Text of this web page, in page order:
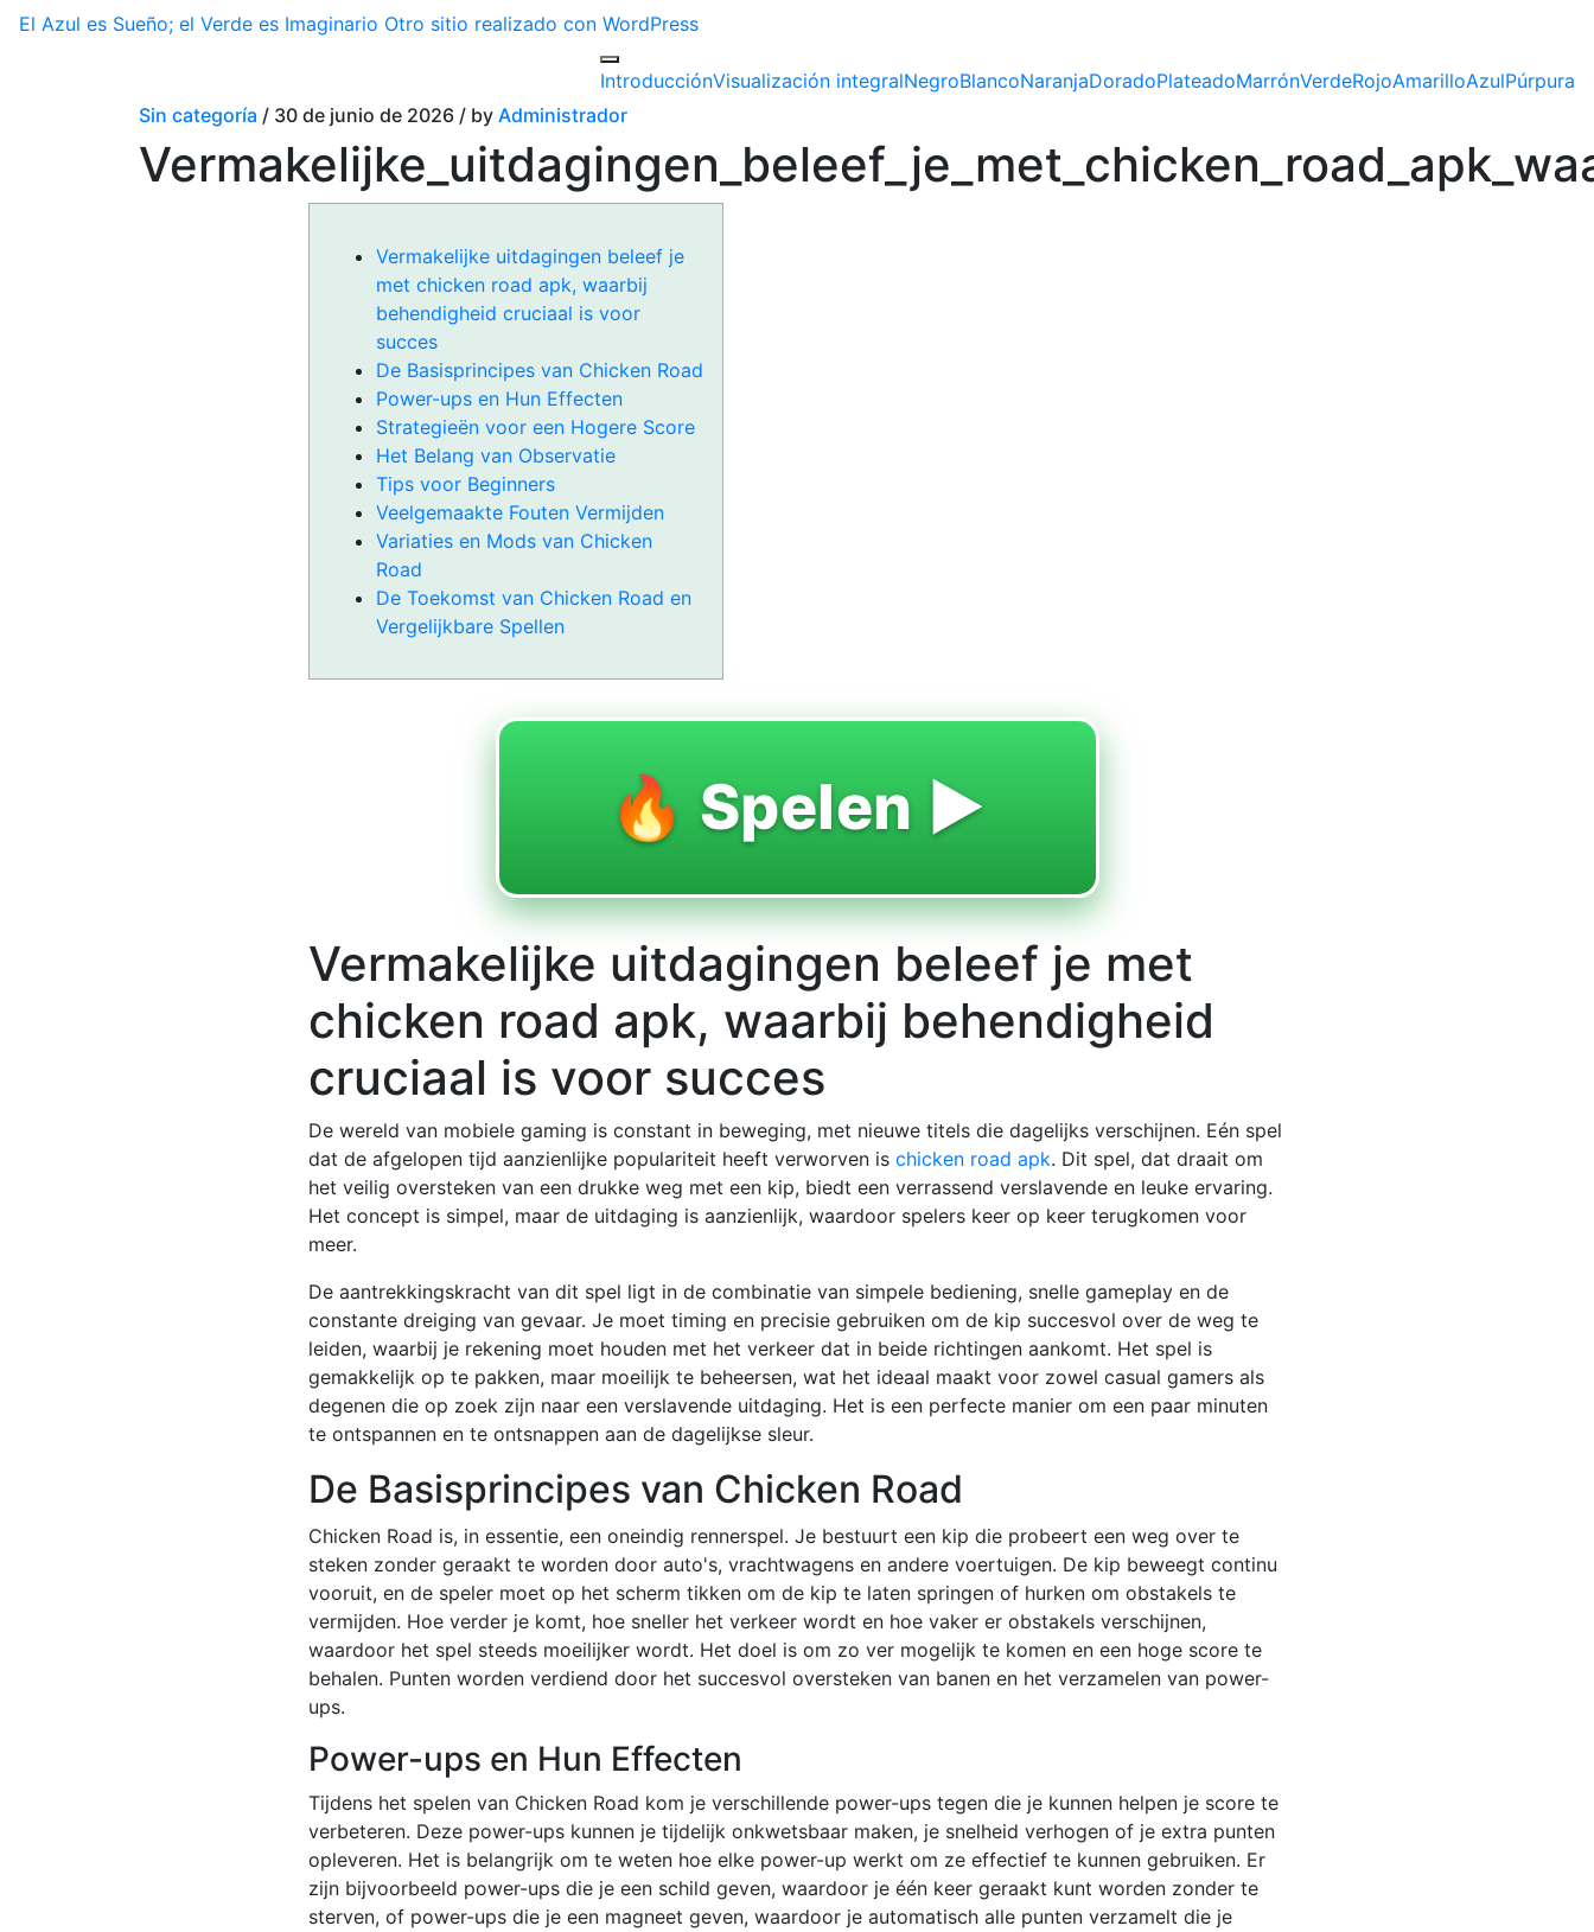
El Azul es Sueño; el Verde es Imaginario Otro sitio realizado con WordPress
IntroducciónVisualización integralNegroBlancoNaranjaDoradoPlateadoMarrónVerdeRojoAmarilloAzulPúrpura
Sin categoría / 30 de junio de 2026 / by Administrador
Vermakelijke uitdagingen beleef je
met chicken road apk, waarbij
behendigheid cruciaal is voor
succes
De Basisprincipes van Chicken Road
Power-ups en Hun Effecten
Strategieën voor een Hogere Score
Het Belang van Observatie
Tips voor Beginners
Veelgemaakte Fouten Vermijden
Variaties en Mods van Chicken
Road
De Toekomst van Chicken Road en
Vergelijkbare Spellen
🔥 Spelen ▶️
Vermakelijke uitdagingen beleef je met
chicken road apk, waarbij behendigheid
cruciaal is voor succes
De wereld van mobiele gaming is constant in beweging, met nieuwe titels die dagelijks verschijnen. Eén spel
dat de afgelopen tijd aanzienlijke populariteit heeft verworven is chicken road apk. Dit spel, dat draait om
het veilig oversteken van een drukke weg met een kip, biedt een verrassend verslavende en leuke ervaring.
Het concept is simpel, maar de uitdaging is aanzienlijk, waardoor spelers keer op keer terugkomen voor
meer.
De aantrekkingskracht van dit spel ligt in de combinatie van simpele bediening, snelle gameplay en de
constante dreiging van gevaar. Je moet timing en precisie gebruiken om de kip succesvol over de weg te
leiden, waarbij je rekening moet houden met het verkeer dat in beide richtingen aankomt. Het spel is
gemakkelijk op te pakken, maar moeilijk te beheersen, wat het ideaal maakt voor zowel casual gamers als
degenen die op zoek zijn naar een verslavende uitdaging. Het is een perfecte manier om een paar minuten
te ontspannen en te ontsnappen aan de dagelijkse sleur.
De Basisprincipes van Chicken Road
Chicken Road is, in essentie, een oneindig rennerspel. Je bestuurt een kip die probeert een weg over te
steken zonder geraakt te worden door auto's, vrachtwagens en andere voertuigen. De kip beweegt continu
vooruit, en de speler moet op het scherm tikken om de kip te laten springen of hurken om obstakels te
vermijden. Hoe verder je komt, hoe sneller het verkeer wordt en hoe vaker er obstakels verschijnen,
waardoor het spel steeds moeilijker wordt. Het doel is om zo ver mogelijk te komen en een hoge score te
behalen. Punten worden verdiend door het succesvol oversteken van banen en het verzamelen van power-
ups.
Power-ups en Hun Effecten
Tijdens het spelen van Chicken Road kom je verschillende power-ups tegen die je kunnen helpen je score te
verbeteren. Deze power-ups kunnen je tijdelijk onkwetsbaar maken, je snelheid verhogen of je extra punten
opleveren. Het is belangrijk om te weten hoe elke power-up werkt om ze effectief te kunnen gebruiken. Er
zijn bijvoorbeeld power-ups die je een schild geven, waardoor je één keer geraakt kunt worden zonder te
sterven, of power-ups die je een magneet geven, waardoor je automatisch alle punten verzamelt die je